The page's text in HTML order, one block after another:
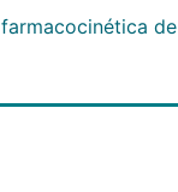
de